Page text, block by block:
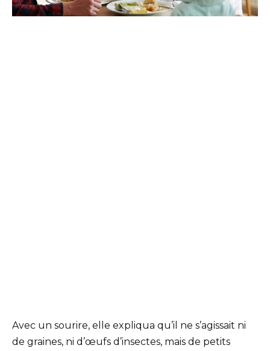
Avec un sourire, elle expliqua qu’il ne s’agissait ni
de graines, ni d’œufs d’insectes, mais de petits